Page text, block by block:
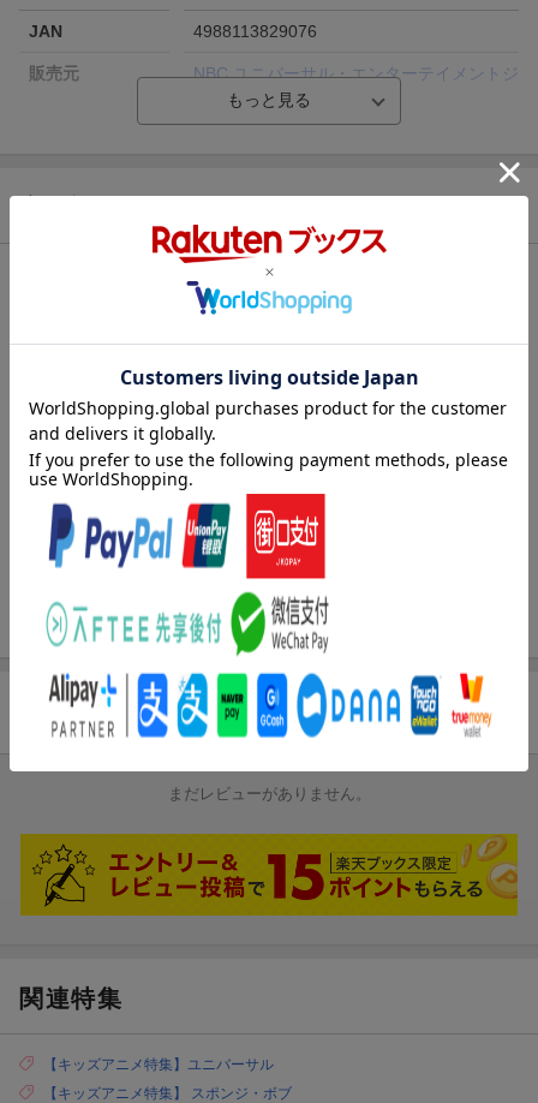
JAN 4988113829076
販売元
NBC ユニバーサル・エンターテイメントジ
ャパン
SPONGEBOB SQUAREPANTS LEGENDS
OF BIKINI BOTTOM
が合うみたい。
収録内容
収録タイトル：
[Disc1]
『スポンジ・ボブ ビキニタウンの伝説』／DVD
商品レビュー
まだレビューがありません。
関連特集
【キッズアニメ特集】ユニバーサル
【キッズアニメ特集】 スポンジ・ボブ